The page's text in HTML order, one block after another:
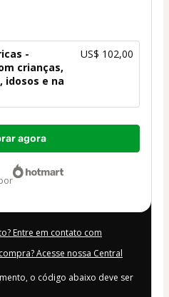
-
crianças,
idosos e na
US$ 102,00
agora
Entre em contato com
Acesse nossa Central
o código abaixo deve ser